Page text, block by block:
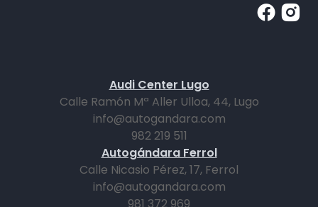
Audi Center Lugo
Calle Ramón Mª Aller Ulloa, 44, Lugo
info@autogandara.com
982 219 511
Autogándara Ferrol
Calle Nicasio Pérez, 17, Ferrol
info@autogandara.com